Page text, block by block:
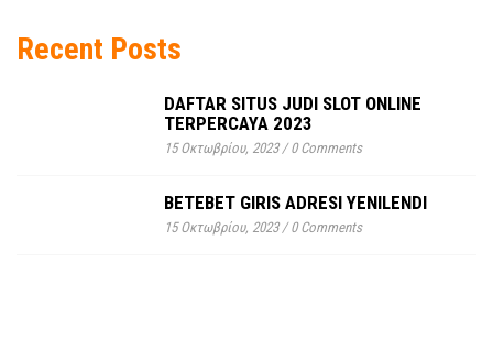
Recent Posts
DAFTAR SITUS JUDI SLOT ONLINE
TERPERCAYA 2023
15 Οκτωβρίου, 2023/0 Comments
BETEBET GIRIS ADRESI YENILENDI
15 Οκτωβρίου, 2023/0 Comments